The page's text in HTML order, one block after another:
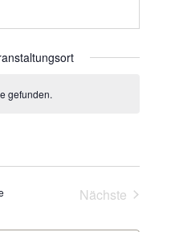
gefunden.
Nächste